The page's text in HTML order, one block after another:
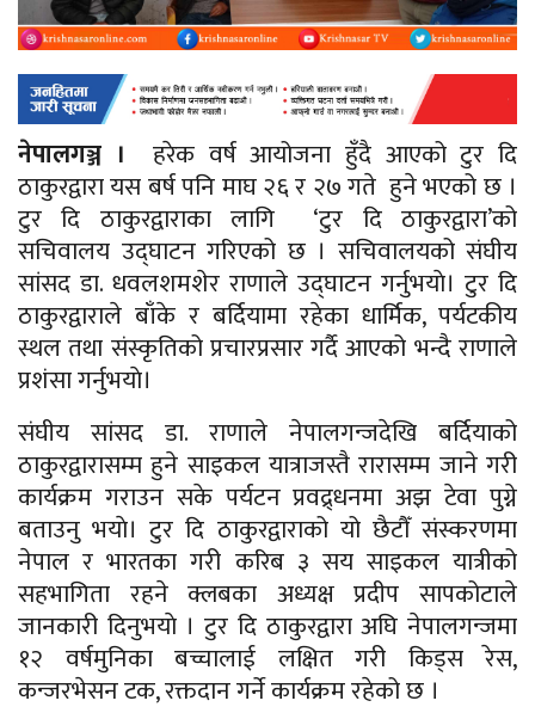
नेपालगञ्ज । हरेक वर्ष आयोजना हुँदै आएको टुर दि
ठाकुरद्वारा यस बर्ष पनि माघ २६ र २७ गते हुने भएको छ ।
टुर दि ठाकुरद्वाराका लागि ‘टुर दि ठाकुरद्वारा’को
सचिवालय उद्घाटन गरिएको छ । सचिवालयको संघीय
सांसद डा. धवलशमशेर राणाले उद्घाटन गर्नुभयाे। टुर दि
ठाकुरद्वाराले बाँके र बर्दियामा रहेका धार्मिक, पर्यटकीय
स्थल तथा संस्कृतिको प्रचारप्रसार गर्दै आएको भन्दै राणाले
प्रशंसा गर्नुभयाे।
संघीय सांसद डा. राणाले नेपालगन्जदेखि बर्दियाको
ठाकुरद्वारासम्म हुने साइकल यात्राजस्तै रारासम्म जाने गरी
कार्यक्रम गराउन सके पर्यटन प्रवद्र्धनमा अझ टेवा पुग्ने
बताउनु भयाे। टुर दि ठाकुरद्वाराको यो छैटौँ संस्करणमा
नेपाल र भारतका गरी करिब ३ सय साइकल यात्रीको
सहभागिता रहने क्लबका अध्यक्ष प्रदीप सापकोटाले
जानकारी दिनुभयाे । टुर दि ठाकुरद्वारा अघि नेपालगन्जमा
१२ वर्षमुनिका बच्चालाई लक्षित गरी किड्स रेस,
कन्जरभेसन टक, रक्तदान गर्ने कार्यक्रम रहेको छ ।